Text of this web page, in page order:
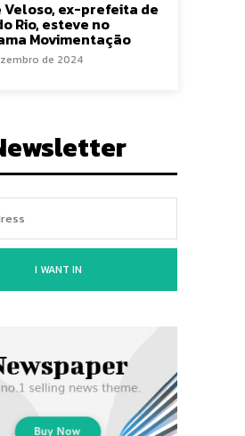
Veloso, ex-prefeita de
Rio, esteve no
Movimentação
de 2024
I WANT IN